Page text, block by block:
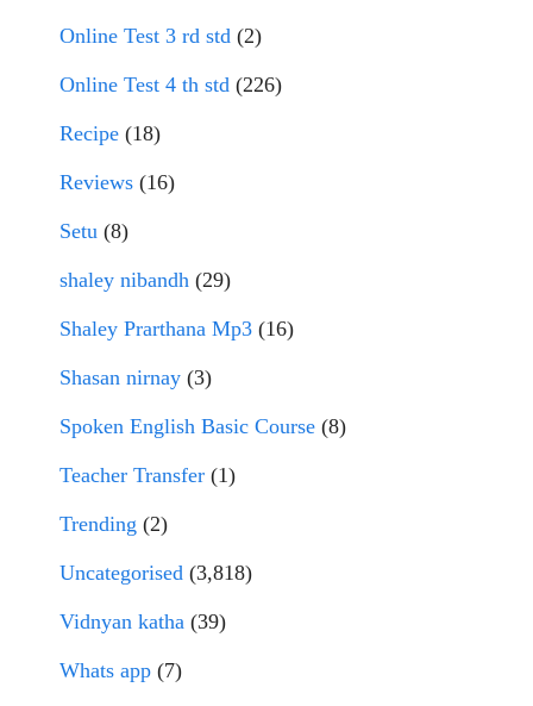
Online Test 3 rd std (2)
Online Test 4 th std (226)
Recipe (18)
Reviews (16)
Setu (8)
shaley nibandh (29)
Shaley Prarthana Mp3 (16)
Shasan nirnay (3)
Spoken English Basic Course (8)
Teacher Transfer (1)
Trending (2)
Uncategorised (3,818)
Vidnyan katha (39)
Whats app (7)